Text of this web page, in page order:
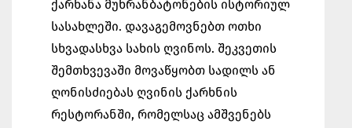
ქარხანა მუხრანბატონების ისტორიულ
სასახლეში. დავაგემოვნებთ ოთხი
სხვადასხვა სახის ღვინოს. შეკვეთის
შემთხვევაში მოვაწყობთ სადილს ან
ღონისძიებას ღვინის ქარხნის
რესტორანში, რომელსაც ამშვენებს